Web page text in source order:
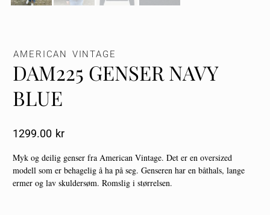
AMERICAN VINTAGE
DAM225 GENSER NAVY
BLUE
1299.00 Kr
Myk og deilig genser fra American Vintage. Det er en oversized
modell som er behagelig å ha på seg. Genseren har en båthals, lange
ermer og lav skuldersøm. Romslig i størrelsen.